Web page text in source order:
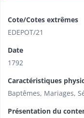
Cote/Cotes extrêmes
EDEPOT/21
Date
1792
Caractéristiques
Baptêmes, Mariages,
Présentation du